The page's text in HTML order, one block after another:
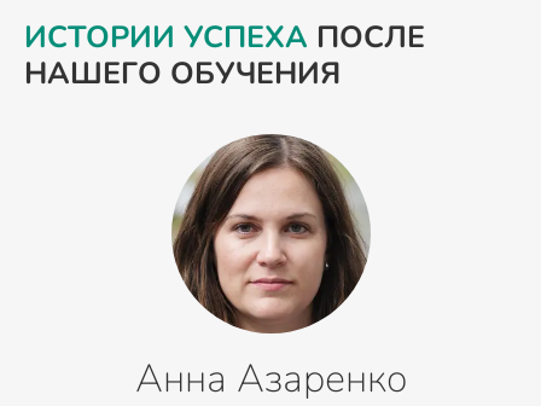
ИСТОРИИ УСПЕХА ПОСЛЕ
НАШЕГО ОБУЧЕНИЯ
Анна Азаренко